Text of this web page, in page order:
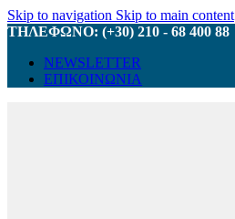
Skip to navigation Skip to main content
ΤΗΛΕΦΩΝΟ: (+30) 210 - 68 400 88
NEWSLETTER
ΕΠΙΚΟΙΝΩΝΙΑ